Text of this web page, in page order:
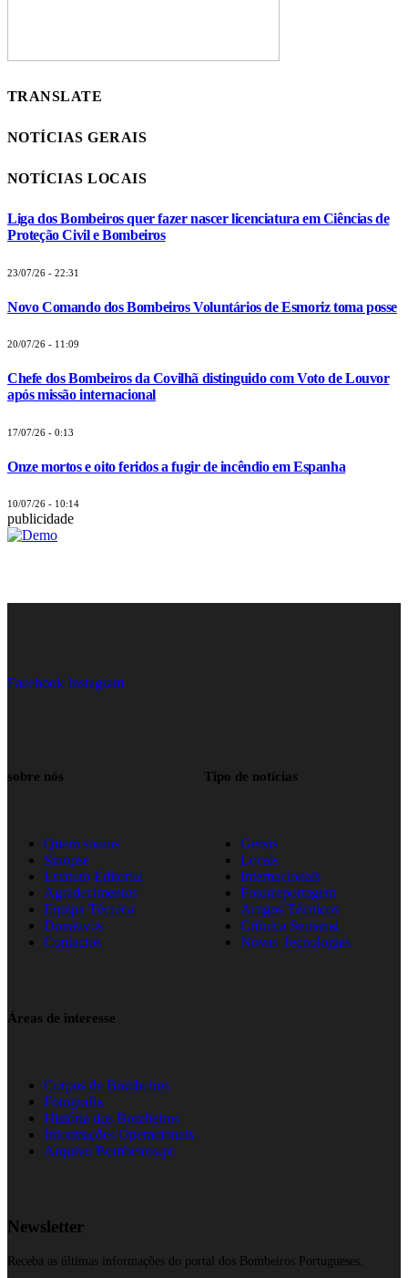
TRANSLATE
NOTÍCIAS GERAIS
NOTÍCIAS LOCAIS
Liga dos Bombeiros quer fazer nascer licenciatura em Ciências de
Proteção Civil e Bombeiros
23/07/26 - 22:31
Novo Comando dos Bombeiros Voluntários de Esmoriz toma posse
20/07/26 - 11:09
Chefe dos Bombeiros da Covilhã distinguido com Voto de Louvor
após missão internacional
17/07/26 - 0:13
Onze mortos e oito feridos a fugir de incêndio em Espanha
10/07/26 - 10:14
publicidade
Facebook Instagram
sobre nós
Quem somos
Sinopse
Estatuto Editorial
Agradecimentos
Equipa Técnica
Donativos
Contactos
Tipo de notícias
Gerais
Locais
Internacionais
Fotorreportagem
Artigos Técnicos
Crónica Semanal
Novas Tecnologias
Áreas de interesse
Corpos de Bombeiros
Fotografia
História dos Bombeiros
Informações Operacionais
Arquivo Bombeiros.pt
Newsletter
Receba as últimas informações do portal dos Bombeiros Portugueses.